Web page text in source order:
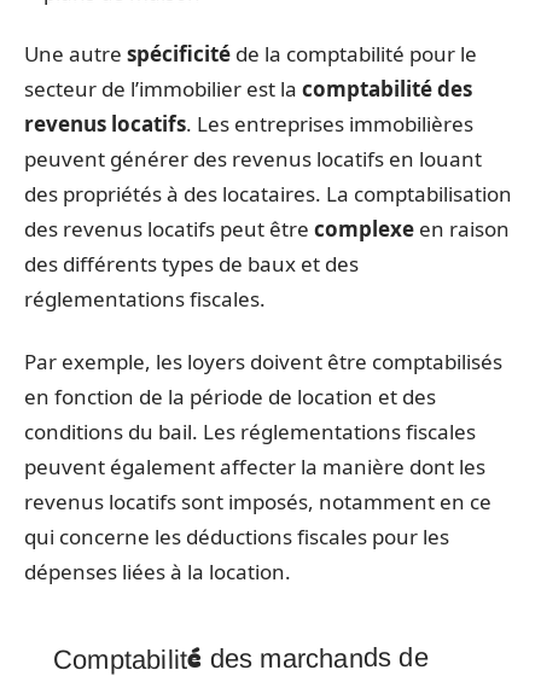
Une autre spécificité de la comptabilité pour le
secteur de l’immobilier est la comptabilité des
revenus locatifs. Les entreprises immobilières
peuvent générer des revenus locatifs en louant
des propriétés à des locataires. La comptabilisation
des revenus locatifs peut être complexe en raison
des différents types de baux et des
réglementations fiscales.
Par exemple, les loyers doivent être comptabilisés
en fonction de la période de location et des
conditions du bail. Les réglementations fiscales
peuvent également affecter la manière dont les
revenus locatifs sont imposés, notamment en ce
qui concerne les déductions fiscales pour les
dépenses liées à la location.
Comptabilité des marchands de